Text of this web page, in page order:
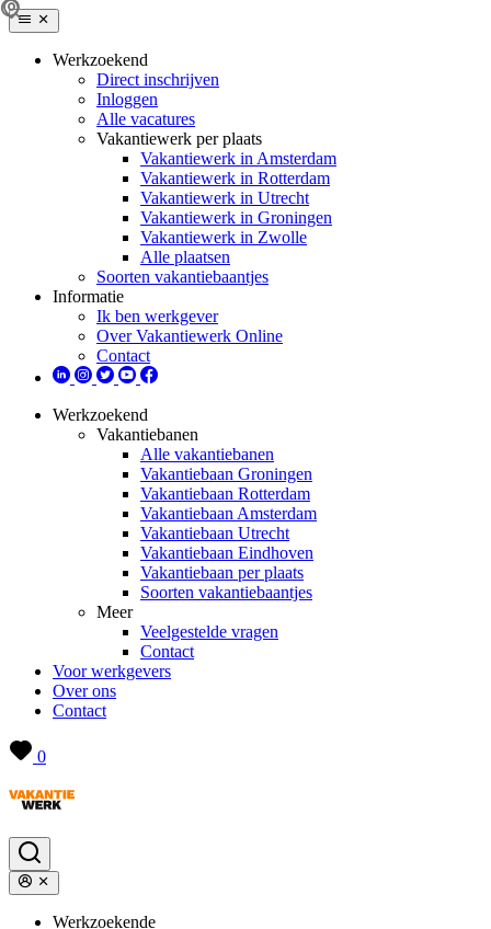
Werkzoekend
Direct inschrijven
Inloggen
Alle vacatures
Vakantiewerk per plaats
Vakantiewerk in Amsterdam
Vakantiewerk in Rotterdam
Vakantiewerk in Utrecht
Vakantiewerk in Groningen
Vakantiewerk in Zwolle
Alle plaatsen
Soorten vakantiebaantjes
Informatie
Ik ben werkgever
Over Vakantiewerk Online
Contact
Werkzoekend
Vakantiebanen
Alle vakantiebanen
Vakantiebaan Groningen
Vakantiebaan Rotterdam
Vakantiebaan Amsterdam
Vakantiebaan Utrecht
Vakantiebaan Eindhoven
Vakantiebaan per plaats
Soorten vakantiebaantjes
Meer
Veelgestelde vragen
Contact
Voor werkgevers
Over ons
Contact
0
Werkzoekende